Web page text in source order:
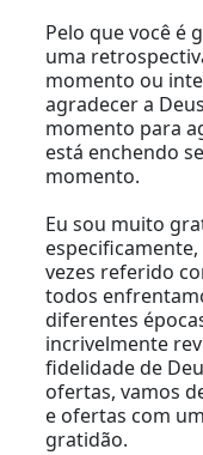
Pelo que você é
uma
momento ou
agradecer a
momento para
está enchendo
momento.
Eu sou muito
vezes referido
todos
diferentes
incrivelmente
fidelidade de
ofertas, vamos
e ofertas com
gratidão.